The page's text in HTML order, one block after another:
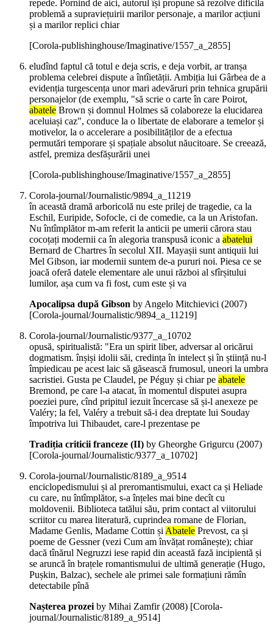
repede. Pornind de aici, autorul își propune să rezolve dificila
problemă a supraviețuirii marilor personaje, a marilor acțiuni
și a marilor replici chiar
[Corola-publishinghouse/Imaginative/1557_a_2855]
eludînd faptul că totul e deja scris, e deja vorbit, ar tranșa
problema celebrei dispute a întîietății. Ambiția lui Gârbea de a
evidenția turgescența unor mari adevăruri prin tehnica grupării
personajelor (de exemplu, "să scrie o carte în care Poirot,
abatele Brown și domnul Holmes să colaboreze la elucidarea
aceluiași caz", conduce la o libertate de elaborare a temelor și
motivelor, la o accelerare a posibilităților de a efectua
permutări temporare și spațiale absolut năucitoare. Se creează,
astfel, premiza desfășurării unei
[Corola-publishinghouse/Imaginative/1557_a_2855]
Corola-journal/Journalistic/9894_a_11219
în această dramă arboricolă nu este prilej de tragedie, ca la
Eschil, Euripide, Sofocle, ci de comedie, ca la un Aristofan.
Nu întîmplător m-am referit la anticii pe umerii cărora stau
cocoțați modernii ca în alegoria transpusă iconic a abatelui
Bernard de Chartres în secolul XII. Mayașii sunt antiquii lui
Mel Gibson, iar modernii suntem de-a pururi noi. Piesa ce se
joacă oferă datele elementare ale unui război al sfîrșitului
lumilor, așa cum va fi fost, cum este și va
Apocalipsa după Gibson by Angelo Mitchievici (2007)
[Corola-journal/Journalistic/9894_a_11219]
Corola-journal/Journalistic/9377_a_10702
opusă, spiritualistă: "Era un spirit liber, adversar al oricărui
dogmatism. înșiși idolii săi, credința în intelect și în știință nu-l
împiedicau pe acest laic să găsească frumosul, uneori la umbra
sacristiei. Gusta pe Claudel, pe Péguy și chiar pe abatele
Bremond, pe care l-a atacat, în momentul disputei asupra
poeziei pure, cînd pripitul iezuit încercase să și-l anexeze pe
Valéry; la fel, Valéry a trebuit să-i dea dreptate lui Souday
împotriva lui Thibaudet, care-l prezentase pe
Tradiția criticii franceze (II) by Gheorghe Grigurcu (2007)
[Corola-journal/Journalistic/9377_a_10702]
Corola-journal/Journalistic/8189_a_9514
enciclopedismului și al preromantismului, exact ca și Heliade
cu care, nu întîmplător, s-a înțeles mai bine decît cu
moldovenii. Biblioteca tatălui său, prim contact al viitorului
scriitor cu marea literatură, cuprindea romane de Florian,
Madame Genlis, Madame Cottin șiAbatele Prevost, ca și
poeme de Gessner (vezi Cum am învățat românește); chiar
dacă tînărul Negruzzi iese rapid din această fază incipientă și
se aruncă în brațele romantismului de ultimă generație (Hugo,
Pușkin, Balzac), sechele ale primei sale formațiuni rămîn
detectabile pînă
Nașterea prozeiby Mihai Zamfir (2008) [Corola-
journal/Journalistic/8189_a_9514]